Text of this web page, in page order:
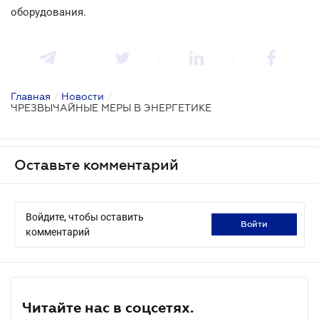
оборудования.
Главная / Новости /
ЧРЕЗВЫЧАЙНЫЕ МЕРЫ В ЭНЕРГЕТИКЕ
Оставьте комментарий
Войдите, чтобы оставить
комментарий
войти
Читайте нас в соцсетях.